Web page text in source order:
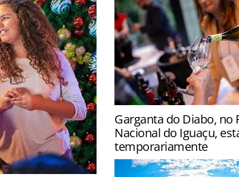
Evento acontece na
em São Paulo, e terá
degustação de vinhos e
Garganta do Diabo, no
Nacional do Iguaçu,
temporariamente